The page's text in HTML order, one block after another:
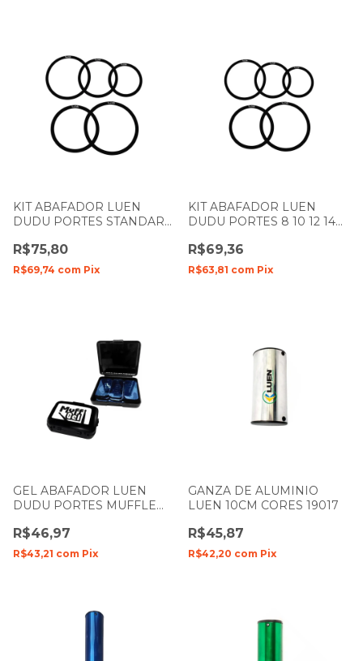
KIT ABAFADOR LUEN
DUDU PORTES STANDART
BLACK
R$75,80
R$69,74 com Pix
KIT ABAFADOR LUEN
DUDU PORTES 8 10 12 14
R$69,36
R$63,81 com Pix
GEL ABAFADOR LUEN
DUDU PORTES MUFFLE
R$46,97
R$43,21 com Pix
GANZA DE ALUMINIO
LUEN 10CM CORES 19017
R$45,87
R$42,20 com Pix